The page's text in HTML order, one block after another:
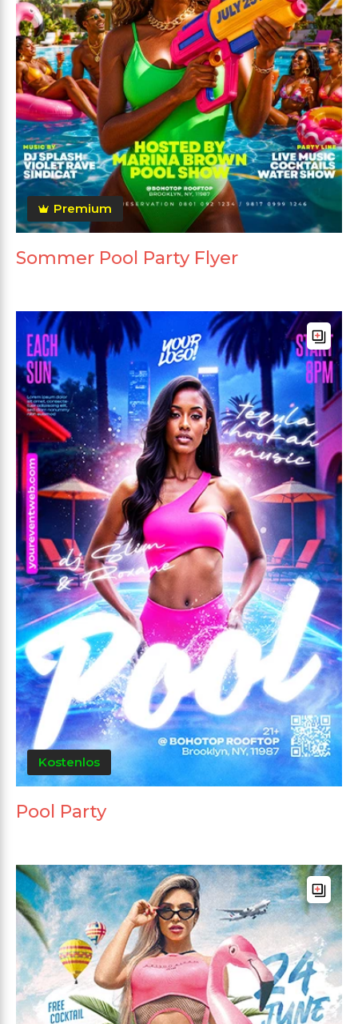
Premium
Sommer Pool Party Flyer
Kostenlos
Pool Party